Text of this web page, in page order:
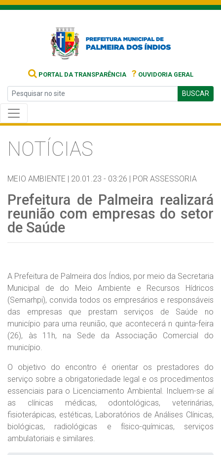
PORTAL DA TRANSPARÊNCIA ? OUVIDORIA GERAL
BUSCAR
NOTÍCIAS
MEIO AMBIENTE | 20.01.23 - 03:26 | POR ASSESSORIA
Prefeitura de Palmeira realizará
reunião com empresas do setor
de Saúde
A Prefeitura de Palmeira dos Índios, por meio da Secretaria
Municipal de do Meio Ambiente e Recursos Hídricos
(Semarhpi), convida todos os empresários e responsáveis
das empresas que prestam serviços de Saúde no
município para uma reunião, que acontecerá n quinta-feira
(26), às 11h, na Sede da Associação Comercial do
município.
O objetivo do encontro é orientar os prestadores do
serviço sobre a obrigatoriedade legal e os procedimentos
essenciais para o Licenciamento Ambiental. Incluem-se aí
as clínicas médicas, odontológicas, veterinárias,
fisioterápicas, estéticas, Laboratórios de Análises Clínicas,
biológicas, radiológicas e físico-químicas, serviços
ambulatoriais e similares.